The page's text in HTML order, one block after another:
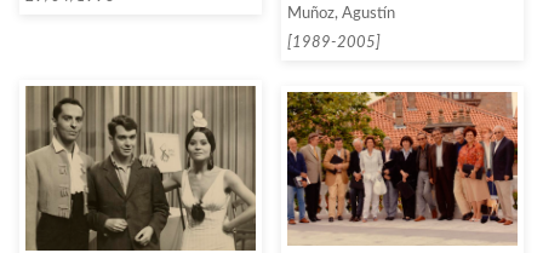
Muñoz, Agustín
[1989-2005]